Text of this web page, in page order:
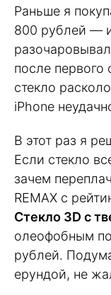
Раньше я
800 рублей —
после первого
стекло
iPhone
В этот раз я
Если стекло
зачем
REMAX с
Стекло 3D с
олеофобным
рублей.
ерундой, не